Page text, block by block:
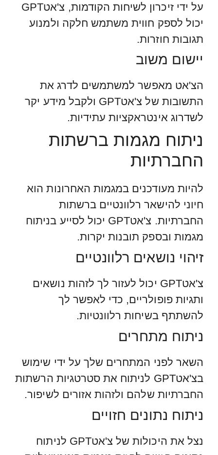
על ידי זיכרון לשיחות הקודמות, צ'אטGPT
יכול לספק חווית משתמש חלקה ולמנוע
תגובות חוזרות.
יישום משוב
הצ'אט מאפשר למשתמשים לדרג את
התשובות של צ'אטGPT ולקבל מידע יקר
לשדרוג אינטראקציות עתידיות.
ניתוח מגמות ברשתות
החברתיות
להיות מעודכנים במגמות האחרונות הוא
חיוני להישאר רלוונטיים ברשתות
החברתיות. צ'אטGPT יכול לסייע בניתוח
מגמות ובספק תובנות יקרות.
זיהוי נושאים רלוונטיים
צ'אטGPT יכול לעזור לך לזהות נושאים
ותגיות פופולריים, כדי לאפשר לך
להשתתף בשיחות רלוונטיות.
ניתוח מתחרים
השאר לפני המתחרים שלך על ידי שימוש
בצ'אטGPT לניתוח את סטרטגיות הרשתות
החברתיות שלהם ולזהות אזורים לשיפור.
ניתוח נתונים חזויים
נצל את היכולות של צ'אטGPT לניתוח